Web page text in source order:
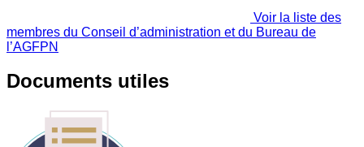
Voir la liste des
membres du Conseil d’administration et du Bureau de
l’AGFPN
Documents utiles